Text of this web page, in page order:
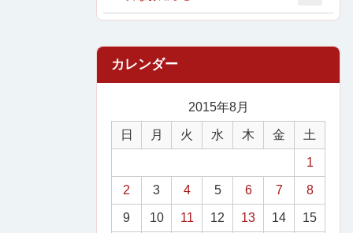
2015年8月
日 月 火 水 木 金 土
1
2 3 4 5 6 7 8
9 10 11 12 13 14 15